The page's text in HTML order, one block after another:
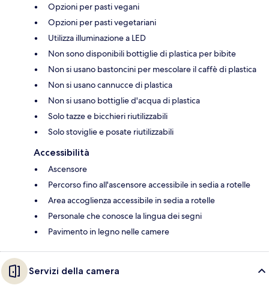
Opzioni per pasti vegani
Opzioni per pasti vegetariani
Utilizza illuminazione a LED
Non sono disponibili bottiglie di plastica per bibite
Non si usano bastoncini per mescolare il caffè di plastica
Non si usano cannucce di plastica
Non si usano bottiglie d'acqua di plastica
Solo tazze e bicchieri riutilizzabili
Solo stoviglie e posate riutilizzabili
Accessibilità
Ascensore
Percorso fino all'ascensore accessibile in sedia a rotelle
Area accoglienza accessibile in sedia a rotelle
Personale che conosce la lingua dei segni
Pavimento in legno nelle camere
Servizi della camera